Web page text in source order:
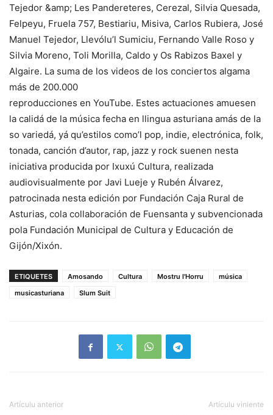
Tejedor &amp; Les Pandereteres, Cerezal, Silvia Quesada,
Felpeyu, Fruela 757, Bestiariu, Misiva, Carlos Rubiera, José
Manuel Tejedor, Llevólu’l Sumiciu, Fernando Valle Roso y
Silvia Moreno, Toli Morilla, Caldo y Os Rabizos Baxel y
Algaire. La suma de los videos de los conciertos algama
más de 200.000
reproducciones en YouTube. Estes actuaciones amuesen
la calidá de la música fecha en llingua asturiana amás de la
so variedá, yá qu’estilos como’l pop, indie, electrónica, folk,
tonada, canción d’autor, rap, jazz y rock suenen nesta
iniciativa producida por Ixuxú Cultura, realizada
audiovisualmente por Javi Lueje y Rubén Álvarez,
patrocinada nesta edición por Fundación Caja Rural de
Asturias, cola collaboración de Fuensanta y subvencionada
pola Fundación Municipal de Cultura y Educación de
Gijón/Xixón.
ETIQUETES Amosando Cultura Mostru l'Horru
música
musicasturiana
Slum Suit
Artículu anterior Artículu viniente